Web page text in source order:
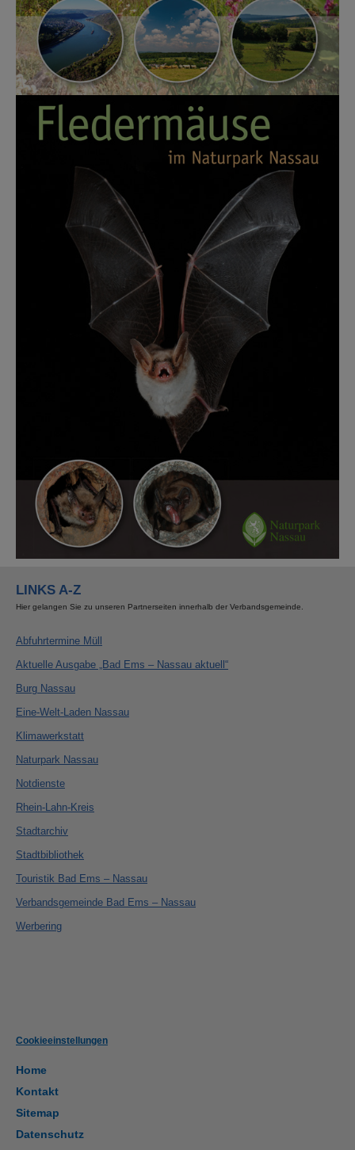
LINKS A-Z
Hier gelangen Sie zu unseren Partnerseiten innerhalb der Verbandsgemeinde.
Abfuhrtermine Müll
Aktuelle Ausgabe „Bad Ems – Nassau aktuell“
Burg Nassau
Eine-Welt-Laden Nassau
Klimawerkstatt
Naturpark Nassau
Notdienste
Rhein-Lahn-Kreis
Stadtarchiv
Stadtbibliothek
Touristik Bad Ems – Nassau
Verbandsgemeinde Bad Ems – Nassau
Werbering
Cookieeinstellungen
Home
Kontakt
Sitemap
Datenschutz